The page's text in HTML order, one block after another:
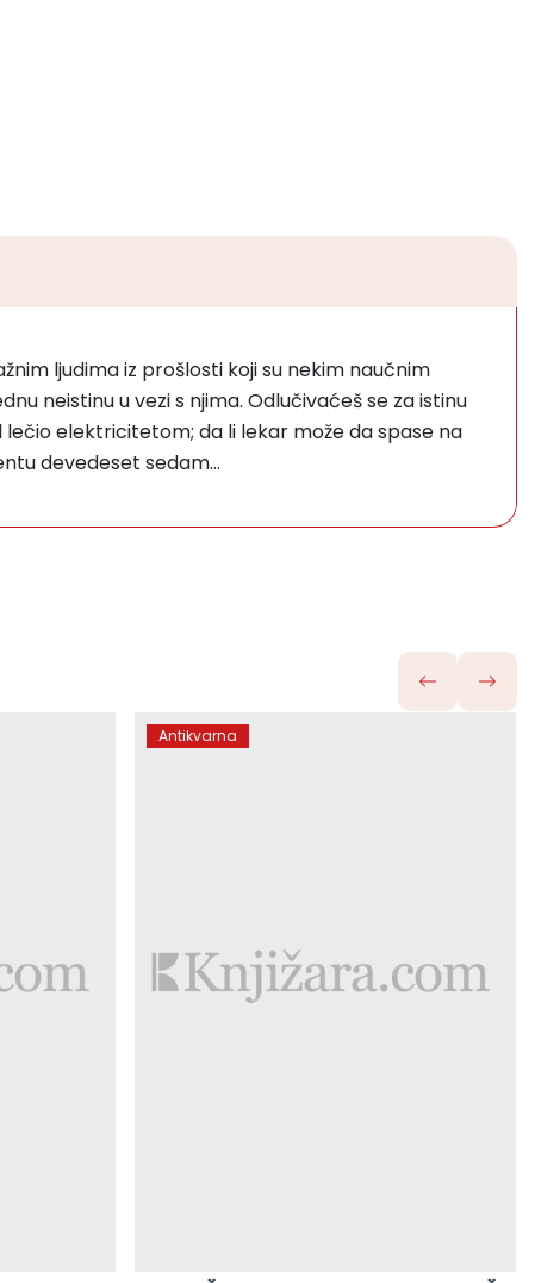
ljudima iz prošlosti koji su nekim naučnim
neistinu u vezi s njima. Odlučivaćeš se za istinu
elektricitetom; da li lekar može da spase na
devedeset sedam…
Antikvarna